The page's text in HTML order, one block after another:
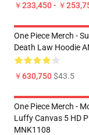
￥233,450 - ￥
One Piece Merch -
Death Law Hoodie
￥630,750$43.5
One Piece Merch -
Luffy Canvas 5 HD
MNK1108